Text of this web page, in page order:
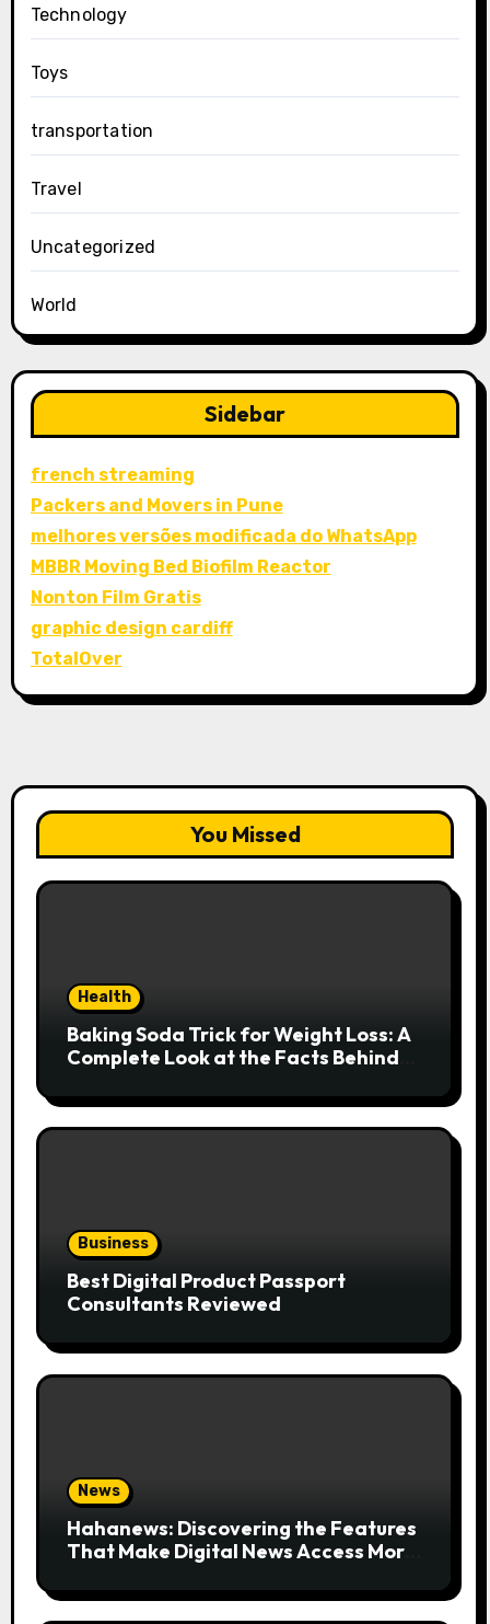
Technology
Toys
transportation
Travel
Uncategorized
World
Sidebar
french streaming
Packers and Movers in Pune
melhores versões modificada do WhatsApp
MBBR Moving Bed Biofilm Reactor
Nonton Film Gratis
graphic design cardiff
TotalOver
You Missed
Health
Baking Soda Trick for Weight Loss: A
Complete Look at the Facts Behind
Business
Best Digital Product Passport
Consultants Reviewed
News
Hahanews: Discovering the Features
That Make Digital News Access More